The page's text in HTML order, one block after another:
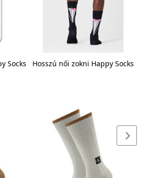
Socks Hosszú női zokni Happy Socks